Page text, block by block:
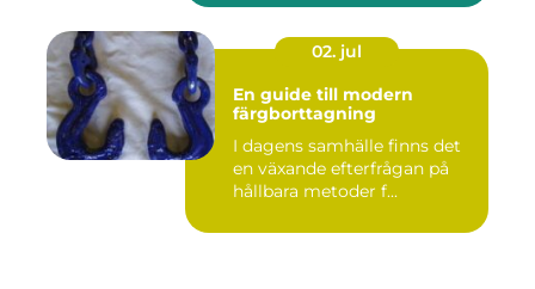
02. jul
En guide till modern
färgborttagning
I dagens samhälle finns det
en växande efterfrågan på
hållbara metoder f...